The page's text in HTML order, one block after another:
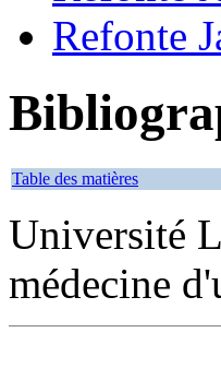
Refonte
Table des matières
Université
médecine